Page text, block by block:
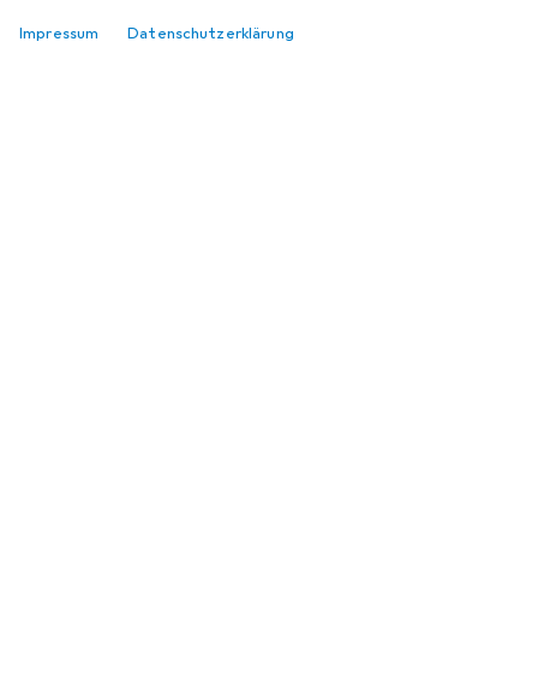
Impressum Datenschutzerklärung